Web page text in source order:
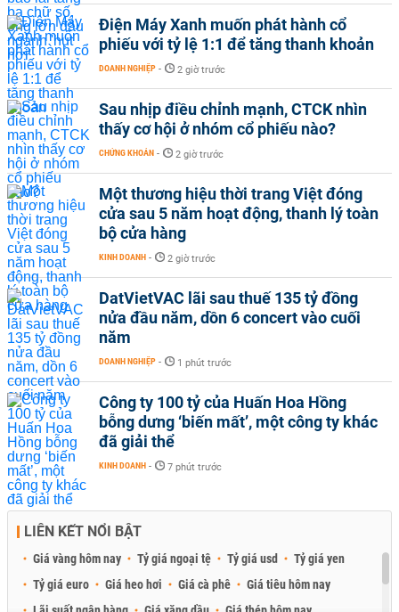
Điện Máy Xanh muốn phát hành cổ
phiếu với tỷ lệ 1:1 để tăng thanh khoản
DOANH NGHIỆP - 2 giờ trước
Sau nhịp điều chỉnh mạnh, CTCK nhìn
thấy cơ hội ở nhóm cổ phiếu nào?
CHỨNG KHOÁN - 2 giờ trước
Một thương hiệu thời trang Việt đóng
cửa sau 5 năm hoạt động, thanh lý toàn
bộ cửa hàng
KINH DOANH - 2 giờ trước
DatVietVAC lãi sau thuế 135 tỷ đồng
nửa đầu năm, dồn 6 concert vào cuối
năm
DOANH NGHIỆP - 1 phút trước
Công ty 100 tỷ của Huấn Hoa Hồng
bỗng dưng ‘biến mất’, một công ty khác
đã giải thể
KINH DOANH - 7 phút trước
LIÊN KẾT NỔI BẬT
Giá vàng hôm nay Tỷ giá ngoại tệ Tỷ giá usd
Tỷ giá yen
Tỷ giá euro
Giá heo hơi Giá cà phê
Giá tiêu hôm nay